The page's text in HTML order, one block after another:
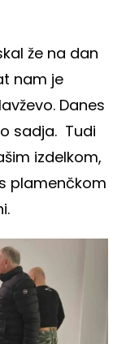
že na dan
nam je
Danes
sadja. Tudi
izdelkom,
plamenčkom